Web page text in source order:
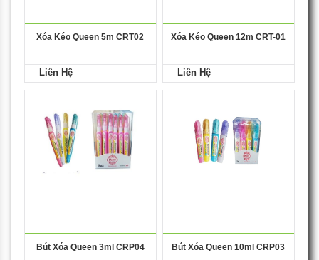
Xóa Kéo Queen 5m CRT02
Liên Hệ
Xóa Kéo Queen 12m CRT-01
Liên Hệ
Bút Xóa Queen 3ml CRP04 Bút Xóa Queen 10ml CRP03